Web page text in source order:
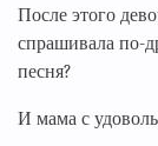
После этого
спрашивала по-
песня?
И мама с